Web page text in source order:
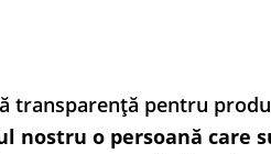
transparență pentru
nostru o persoană care